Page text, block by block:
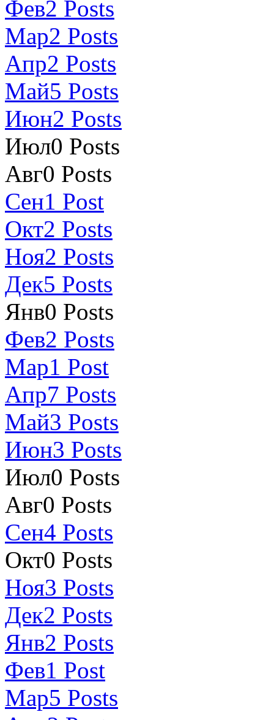
Фев2 Posts
Мар2 Posts
Апр2 Posts
Май5 Posts
Июн2 Posts
Июл0 Posts
Авг0 Posts
Сен1 Post
Окт2 Posts
Ноя2 Posts
Дек5 Posts
Янв0 Posts
Фев2 Posts
Мар1 Post
Апр7 Posts
Май3 Posts
Июн3 Posts
Июл0 Posts
Авг0 Posts
Сен4 Posts
Окт0 Posts
Ноя3 Posts
Дек2 Posts
Янв2 Posts
Фев1 Post
Мар5 Posts